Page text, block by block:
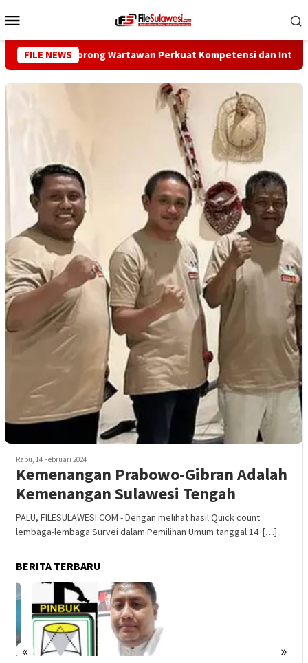
ke
Mobile
FILE NEWS
Pers Dorong Wartawan Perkuat Kompetensi dan Integritas
Rabu, 14 Februari 2024
Kemenangan Prabowo-Gibran Adalah
Kemenangan Sulawesi Tengah
PALU, FILESULAWESI.COM - Dengan melihat hasil Quick count
lembaga-lembaga Survei dalam Pemilihan Umum tanggal 14 […]
BERITA TERBARU
« »